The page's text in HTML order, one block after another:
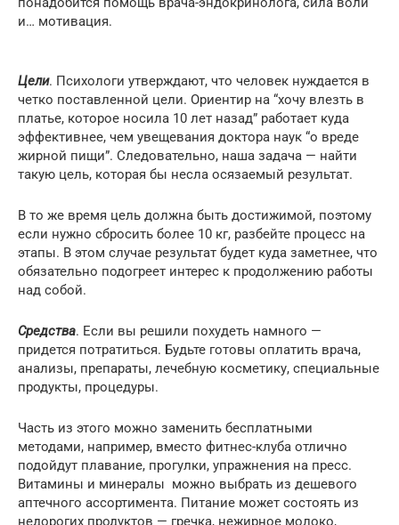
и… мотивация.
Цели. Психологи утверждают, что человек нуждается в
четко поставленной цели. Ориентир на “хочу влезть в
платье, которое носила 10 лет назад” работает куда
эффективнее, чем увещевания доктора наук “о вреде
жирной пищи”. Следовательно, наша задача — найти
такую цель, которая бы несла осязаемый результат.
В то же время цель должна быть достижимой, поэтому
если нужно сбросить более 10 кг, разбейте процесс на
этапы. В этом случае результат будет куда заметнее, что
обязательно подогреет интерес к продолжению работы
над собой.
Средства. Если вы решили похудеть намного —
придется потратиться. Будьте готовы оплатить врача,
анализы, препараты, лечебную косметику, специальные
продукты, процедуры.
Часть из этого можно заменить бесплатными
методами, например, вместо фитнес-клуба отлично
подойдут плавание, прогулки, упражнения на пресс.
Витамины и минералы можно выбрать из дешевого
аптечного ассортимента. Питание может состоять из
недорогих продуктов — гречка, нежирное молоко,